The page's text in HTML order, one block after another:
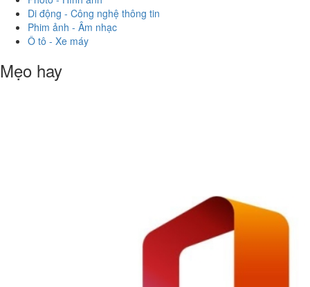
Di động - Công nghệ thông tin
Phim ảnh - Âm nhạc
Ô tô - Xe máy
Mẹo hay